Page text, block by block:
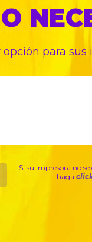
opción para sus
Si su impresora no
haga